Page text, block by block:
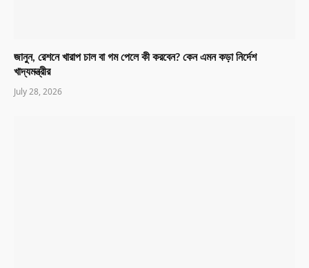
জানুন, রেশনে খারাপ চাল বা গম পেলে কী করবেন? কেন এমন কড়া নির্দেশ
খাদ্যমন্ত্রীর
July 28, 2026